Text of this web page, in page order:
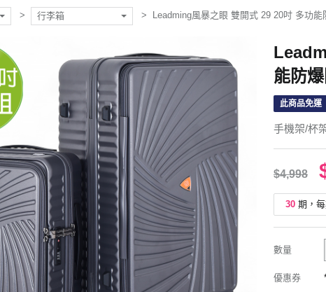
行李箱 Leadming風暴之眼 雙開式 29 20吋 多功
能防
此商品免運
手機架/杯
$4,998
30 期，每
數量
優惠券